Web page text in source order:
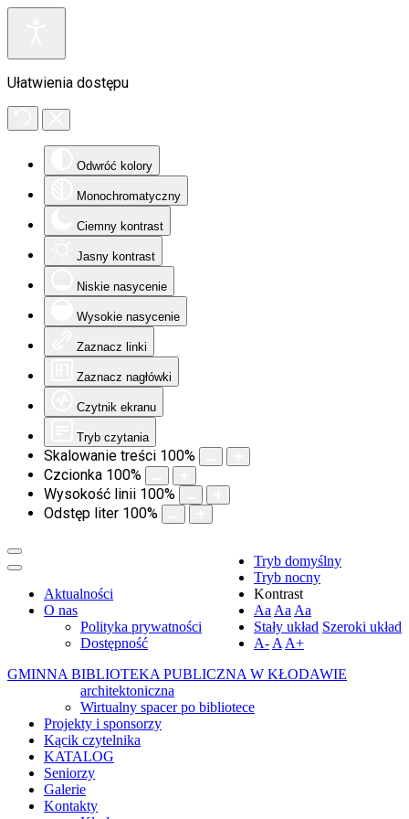
Ułatwienia dostępu
Odwróć kolory
Monochromatyczny
Ciemny kontrast
Jasny kontrast
Niskie nasycenie
Wysokie nasycenie
Zaznacz linki
Zaznacz nagłówki
Czytnik ekranu
Tryb czytania
Skalowanie treści 100%
Czcionka 100%
Wysokość linii 100%
Odstęp liter 100%
Tryb domyślny
Tryb nocny
Kontrast
Aa Aa Aa
Stały układ Szeroki układ
A- A A+
GMINNA BIBLIOTEKA PUBLICZNA W KŁODAWIE
Aktualności
O nas
Polityka prywatności
Dostępność
architektoniczna
Wirtualny spacer po bibliotece
Projekty i sponsorzy
Kącik czytelnika
KATALOG
Seniorzy
Galerie
Kontakty